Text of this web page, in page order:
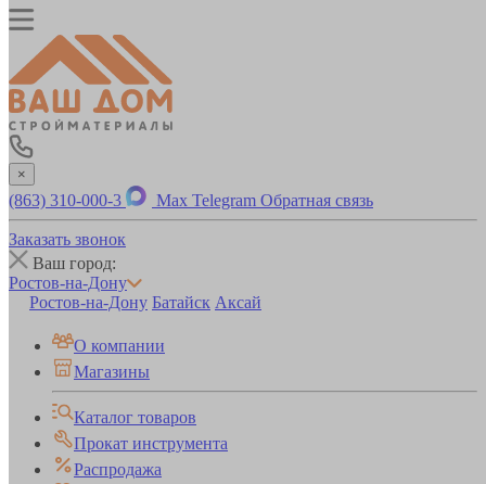
×
(863) 310-000-3 Max Telegram Обратная связь
Заказать звонок
Ваш город:
Ростов-на-Дону
Ростов-на-Дону Батайск Аксай
О компании
Магазины
Каталог товаров
Прокат инструмента
Распродажа